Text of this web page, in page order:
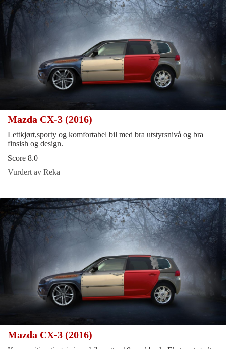
Mazda CX-3 (2016)
Lettkjørt,sporty og komfortabel bil med bra utstyrsnivå og bra
finsish og design.
Score 8.0
Vurdert av Reka
Mazda CX-3 (2016)